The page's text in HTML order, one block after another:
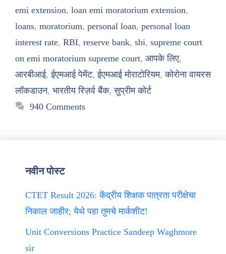
emi extension, loan emi moratorium extension,
loans, moratorium, personal loan, personal loan
interest rate, RBI, reserve bank, sbi, supreme court
on emi moratorium supreme court, आपके लिए,
आरबीआई,ईएमआई पेमेंट,ईएमआई मोराटोरियम,कोरोना वायरस
लॉकडाउन, भारतीय रिज़र्व बैंक,सुप्रीम कोर्ट
940 Comments
नवीन पोस्ट
CTET Result 2026: केंद्रीय शिक्षक पात्रता परीक्षेचा
निकाल जाहीर; येथे पहा तुमचे मार्कशीट!
Unit Conversions Practice Sandeep Waghmore
sir